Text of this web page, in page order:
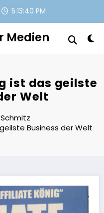
5:13:41 PM
Medien
ist das geilste
Welt
Business der Welt